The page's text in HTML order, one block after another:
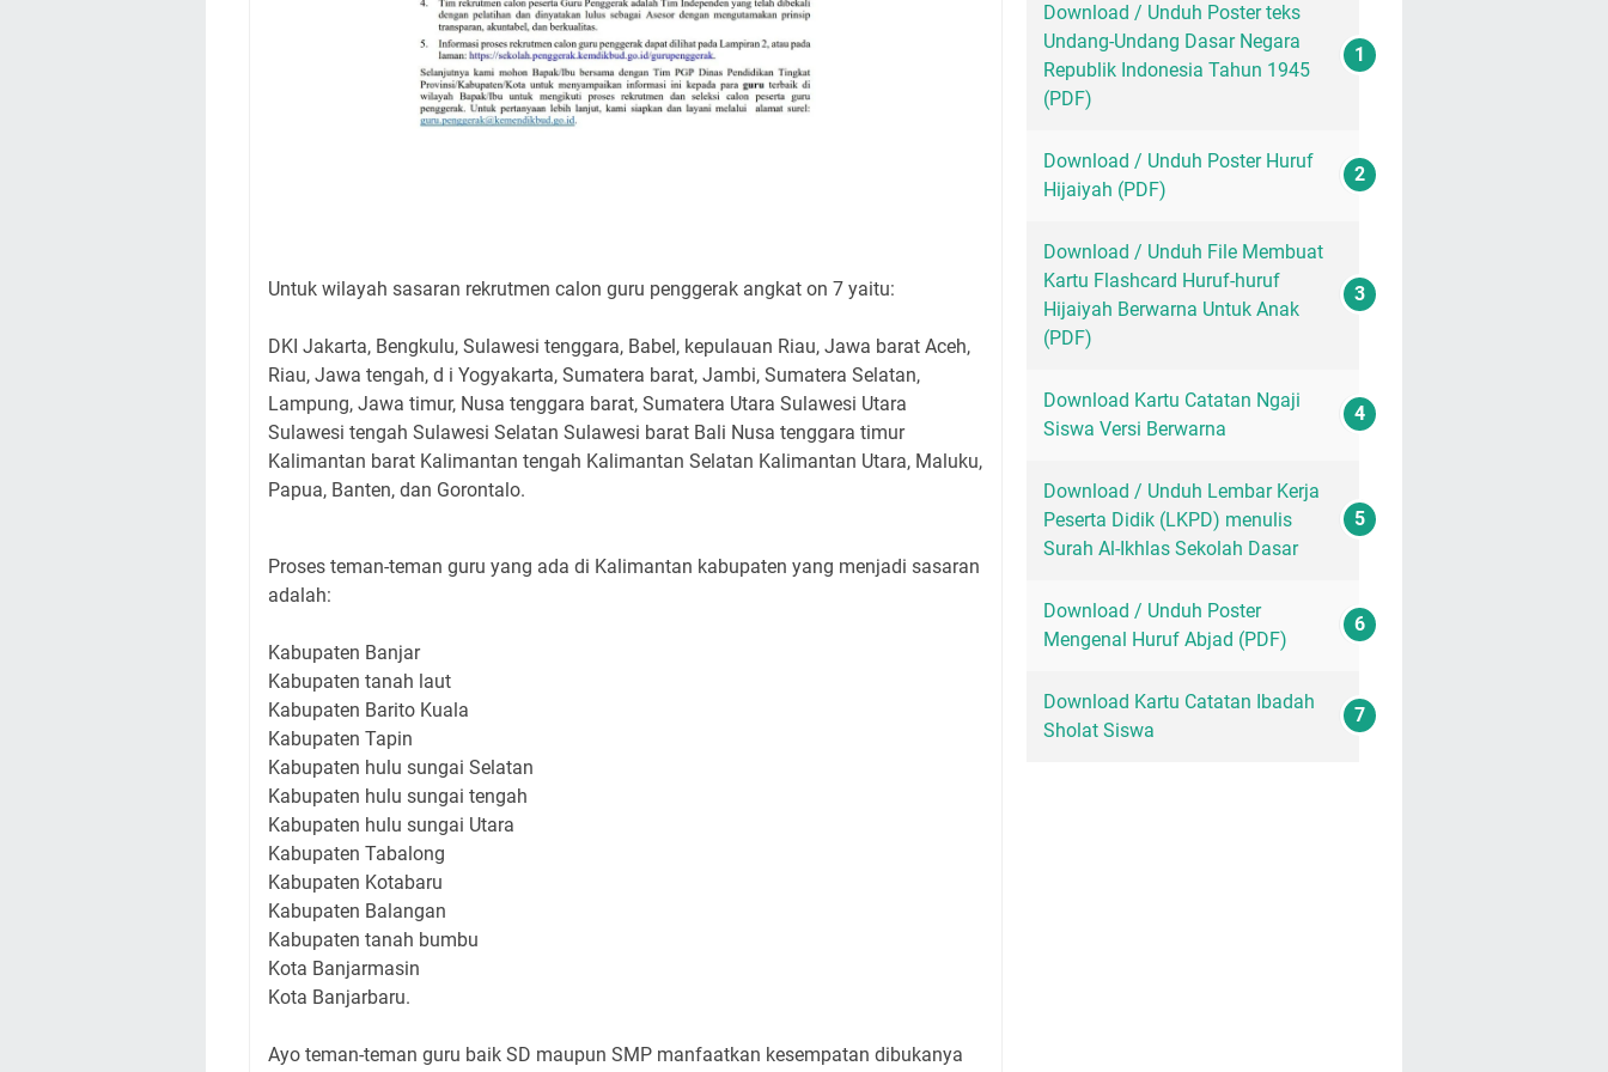
Untuk wilayah sasaran rekrutmen calon guru penggerak angkat on 7 yaitu:
DKI Jakarta, Bengkulu, Sulawesi tenggara, Babel, kepulauan Riau, Jawa barat Aceh,
Riau, Jawa tengah, d i Yogyakarta, Sumatera barat, Jambi, Sumatera Selatan,
Lampung, Jawa timur, Nusa tenggara barat, Sumatera Utara Sulawesi Utara
Sulawesi tengah Sulawesi Selatan Sulawesi barat Bali Nusa tenggara timur
Kalimantan barat Kalimantan tengah Kalimantan Selatan Kalimantan Utara, Maluku,
Papua, Banten, dan Gorontalo.
Proses teman-teman guru yang ada di Kalimantan kabupaten yang menjadi sasaran
adalah:
Kabupaten Banjar
Kabupaten tanah laut
Kabupaten Barito Kuala
Kabupaten Tapin
Kabupaten hulu sungai Selatan
Kabupaten hulu sungai tengah
Kabupaten hulu sungai Utara
Kabupaten Tabalong
Kabupaten Kotabaru
Kabupaten Balangan
Kabupaten tanah bumbu
Kota Banjarmasin
Kota Banjarbaru.
Ayo teman-teman guru baik SD maupun SMP manfaatkan kesempatan dibukanya
Download / Unduh Poster teks
Undang-Undang Dasar Negara
Republik Indonesia Tahun 1945
(PDF)
Download / Unduh Poster Huruf
Hijaiyah (PDF)
Download / Unduh File Membuat
Kartu Flashcard Huruf-huruf
Hijaiyah Berwarna Untuk Anak
(PDF)
Download Kartu Catatan Ngaji
Siswa Versi Berwarna
Download / Unduh Lembar Kerja
Peserta Didik (LKPD) menulis
Surah Al-Ikhlas Sekolah Dasar
Download / Unduh Poster
Mengenal Huruf Abjad (PDF)
Download Kartu Catatan Ibadah
Sholat Siswa